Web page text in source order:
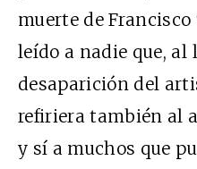
muerte de Francisco
leído a nadie que, al
desaparición del
refiriera también al
y sí a muchos que